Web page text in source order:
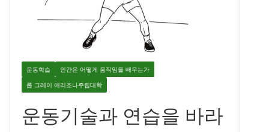
운동학습
인간은 어떻게 움직임을 배우는가
롭 그레이 애리조나주립대학
운동기술과 연습을 바라